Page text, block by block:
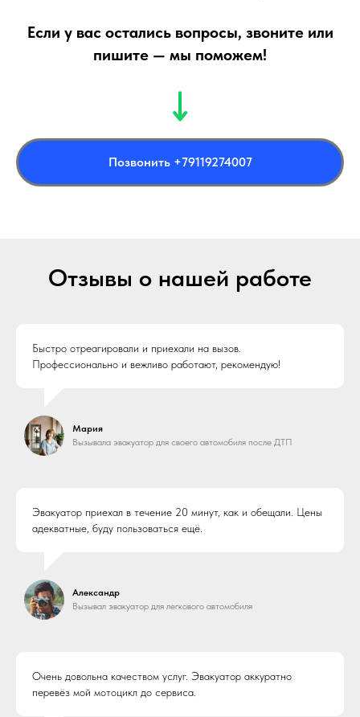
Если у вас остались вопросы, звоните или
пишите — мы поможем!
Позвонить +79119274007
Отзывы о нашей работе
Быстро отреагировали и приехали на вызов.
Профессионально и вежливо работают, рекомендую!
Мария
Вызывала эвакуатор для своего автомобиля после ДТП
Эвакуатор приехал в течение 20 минут, как и обещали. Цены
адекватные, буду пользоваться ещё.
Александр
Вызывал эвакуатор для легкового автомобиля
Очень довольна качеством услуг. Эвакуатор аккуратно
перевёз мой мотоцикл до сервиса.